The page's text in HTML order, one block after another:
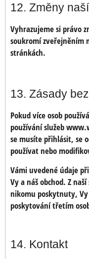
12. Změny
Vyhrazujeme si právo
soukromí zveřejněním
stránkách.
13. Zásady
Pokud více osob
používání služeb
se musíte přihlásit, se
používat nebo
Vámi uvedené údaje
Vy a náš obchod. Z
nikomu poskytnuty,
poskytování třetím
14. Kontakt